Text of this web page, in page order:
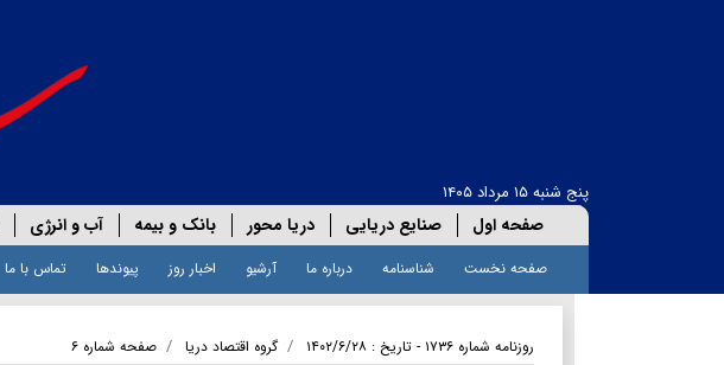
پنج شنبه ۱۵ مرداد ۱۴۰۵
صفحه اول صنایع دریایی دریا محور بانک و بیمه آب و انرژی
صفحه نخست شناسنامه درباره ما آرشیو اخبار روز پیوندها تماس با ما
روزنامه شماره ۱۷۳۶ - تاریخ : ۱۴۰۲/۶/۲۸ گروه اقتصاد دریا صفحه شماره ۶